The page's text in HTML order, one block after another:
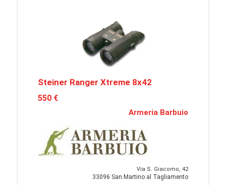
Steiner Ranger Xtreme 8x42
550 €
Armeria Barbuio
Via S. Giacomo, 42
33096 San Martino al Tagliamento